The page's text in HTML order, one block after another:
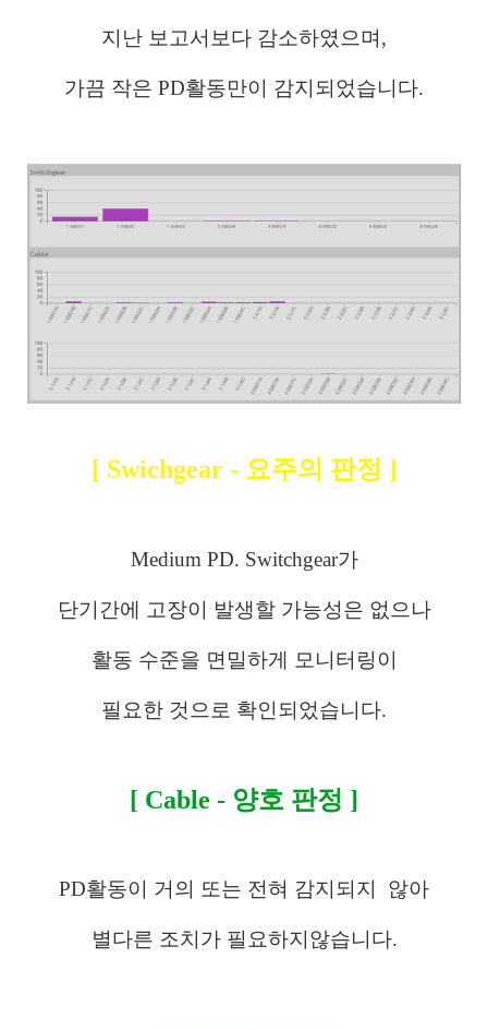
지난 보고서보다 감소하였으며,
가끔 작은 PD활동만이 감지되었습니다.
[ Swichgear - 요주의 판정 ]
Medium PD. Switchgear가
단기간에 고장이 발생할 가능성은 없으나
활동 수준을 면밀하게 모니터링이
필요한 것으로 확인되었습니다.
[ Cable - 양호 판정 ]
PD활동이 거의 또는 전혀 감지되지 않아
별다른 조치가 필요하지않습니다.